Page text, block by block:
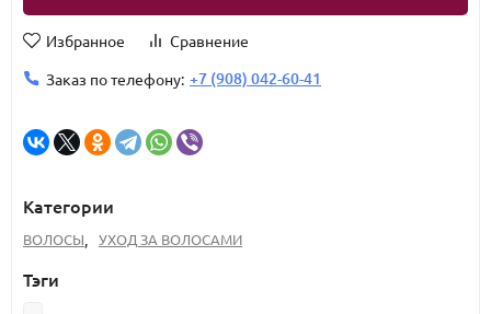
Избранное
Сравнение
Заказ по телефону: +7 (908) 042-60-41
Категории
ВОЛОСЫ, УХОД ЗА ВОЛОСАМИ
Тэги